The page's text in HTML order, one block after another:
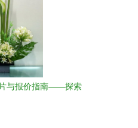
与报价指南——探索